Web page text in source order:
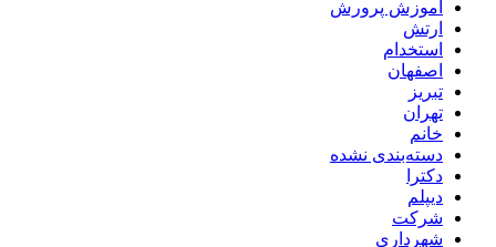
آموزش پرورش
ارتش
استخدام
اصفهان
تبریز
تهران
خانم
دسته‌بندی نشده
دکترا
دیپلم
شرکت
شهرداری